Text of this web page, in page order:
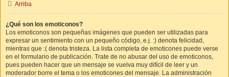
Arriba
¿Qué son los emoticonos?
Los emoticonos son pequeñas imágenes que pueden ser utilizadas para
expresar un sentimiento con un pequeño código, e.j. :) denota felicidad,
mientras que :( denota tristeza. La lista completa de emoticones puede verse
en el formulario de publicación. Trate de no abusar del uso de emoticonos,
pues pueden hacer que un mensaje se vuelva muy difícil de leer y un
moderador borre el tema o los emoticones del mensaje. La administración